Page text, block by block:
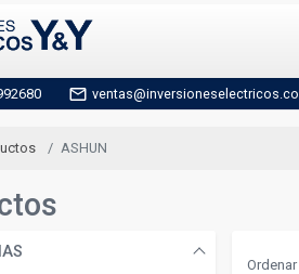
mail_outline
ASHUN